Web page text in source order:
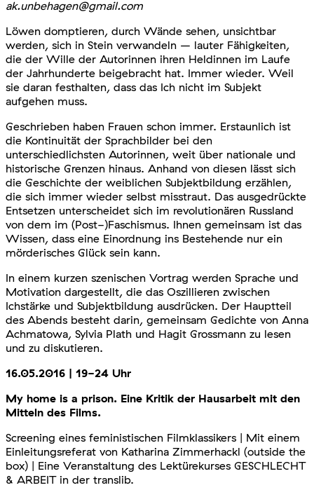
ak.unbehagen@gmail.com
Löwen domptieren, durch Wände sehen, unsichtbar
werden, sich in Stein verwandeln – lauter Fähigkeiten,
die der Wille der Autorinnen ihren Heldinnen im Laufe
der Jahrhunderte beigebracht hat. Immer wieder. Weil
sie daran festhalten, dass das Ich nicht im Subjekt
aufgehen muss.
Geschrieben haben Frauen schon immer. Erstaunlich ist
die Kontinuität der Sprachbilder bei den
unterschiedlichsten Autorinnen, weit über nationale und
historische Grenzen hinaus. Anhand von diesen lässt sich
die Geschichte der weiblichen Subjektbildung erzählen,
die sich immer wieder selbst misstraut. Das ausgedrückte
Entsetzen unterscheidet sich im revolutionären Russland
von dem im (Post-)Faschismus. Ihnen gemeinsam ist das
Wissen, dass eine Einordnung ins Bestehende nur ein
mörderisches Glück sein kann.
In einem kurzen szenischen Vortrag werden Sprache und
Motivation dargestellt, die das Oszillieren zwischen
Ichstärke und Subjektbildung ausdrücken. Der Hauptteil
des Abends besteht darin, gemeinsam Gedichte von Anna
Achmatowa, Sylvia Plath und Hagit Grossmann zu lesen
und zu diskutieren.
16.05.2016 | 19-24 Uhr
My home is a prison. Eine Kritik der Hausarbeit mit den
Mitteln des Films.
Screening eines feministischen Filmklassikers | Mit einem
Einleitungsreferat von Katharina Zimmerhackl (outside the
box) | Eine Veranstaltung des Lektürekurses GESCHLECHT
& ARBEIT in der translib.